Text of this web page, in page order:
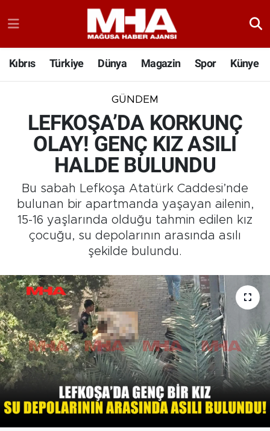
Kıbrıs Türkiye Dünya Magazin Spor Künye
GÜNDEM
LEFKOŞA’DA KORKUNÇ
OLAY! GENÇ KIZ ASILI
HALDE BULUNDU
Bu sabah Lefkoşa Atatürk Caddesi’nde
bulunan bir apartmanda yaşayan ailenin,
15-16 yaşlarında olduğu tahmin edilen kız
çocuğu, su depolarının arasında asılı
şekilde bulundu.